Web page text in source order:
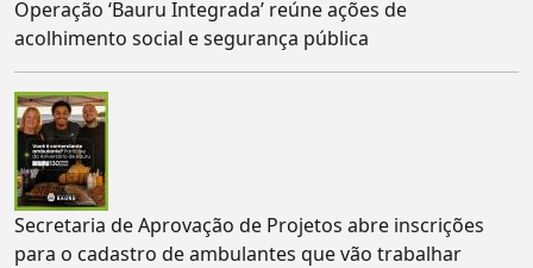
Operação ‘Bauru Integrada’ reúne ações de
acolhimento social e segurança pública
Secretaria de Aprovação de Projetos abre inscrições
para o cadastro de ambulantes que vão trabalhar